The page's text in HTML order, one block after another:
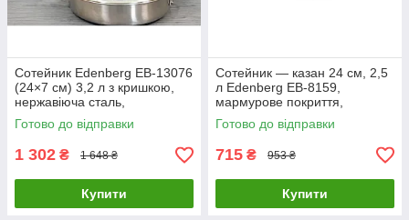
Сотейник Edenberg EB-13076
(24×7 см) 3,2 л з кришкою,
нержавіюча сталь,
професійний
Готово до відправки
1 302 ₴ 1 648 ₴
Купити
Сотейник — казан 24 см, 2,5
л Edenberg EB-8159,
мармурове покриття,
універсальний для будь-яких
плит
Готово до відправки
715 ₴ 953 ₴
Купити